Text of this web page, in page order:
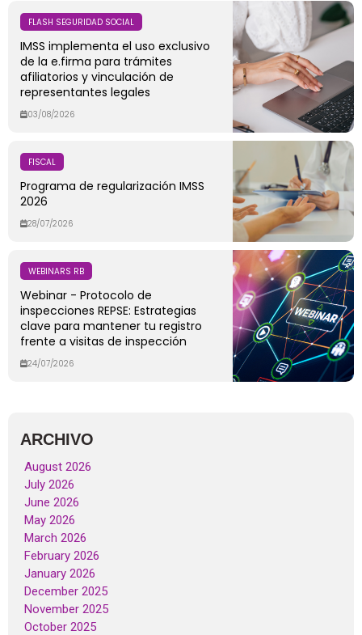
FLASH SEGURIDAD SOCIAL
IMSS implementa el uso exclusivo
de la e.firma para trámites
afiliatorios y vinculación de
representantes legales
03/08/2026
FISCAL
Programa de regularización IMSS
2026
28/07/2026
WEBINARS RB
Webinar - Protocolo de
inspecciones REPSE: Estrategias
clave para mantener tu registro
frente a visitas de inspección
24/07/2026
ARCHIVO
August 2026
July 2026
June 2026
May 2026
March 2026
February 2026
January 2026
December 2025
November 2025
October 2025